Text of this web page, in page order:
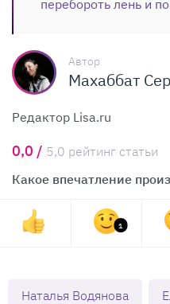
перебороть лень и
Автор
Махаббат
Редактор Lisa.ru
0,0 / 5,0 рейтинг статьи
Какое впечатление
1
Наталья Водянова